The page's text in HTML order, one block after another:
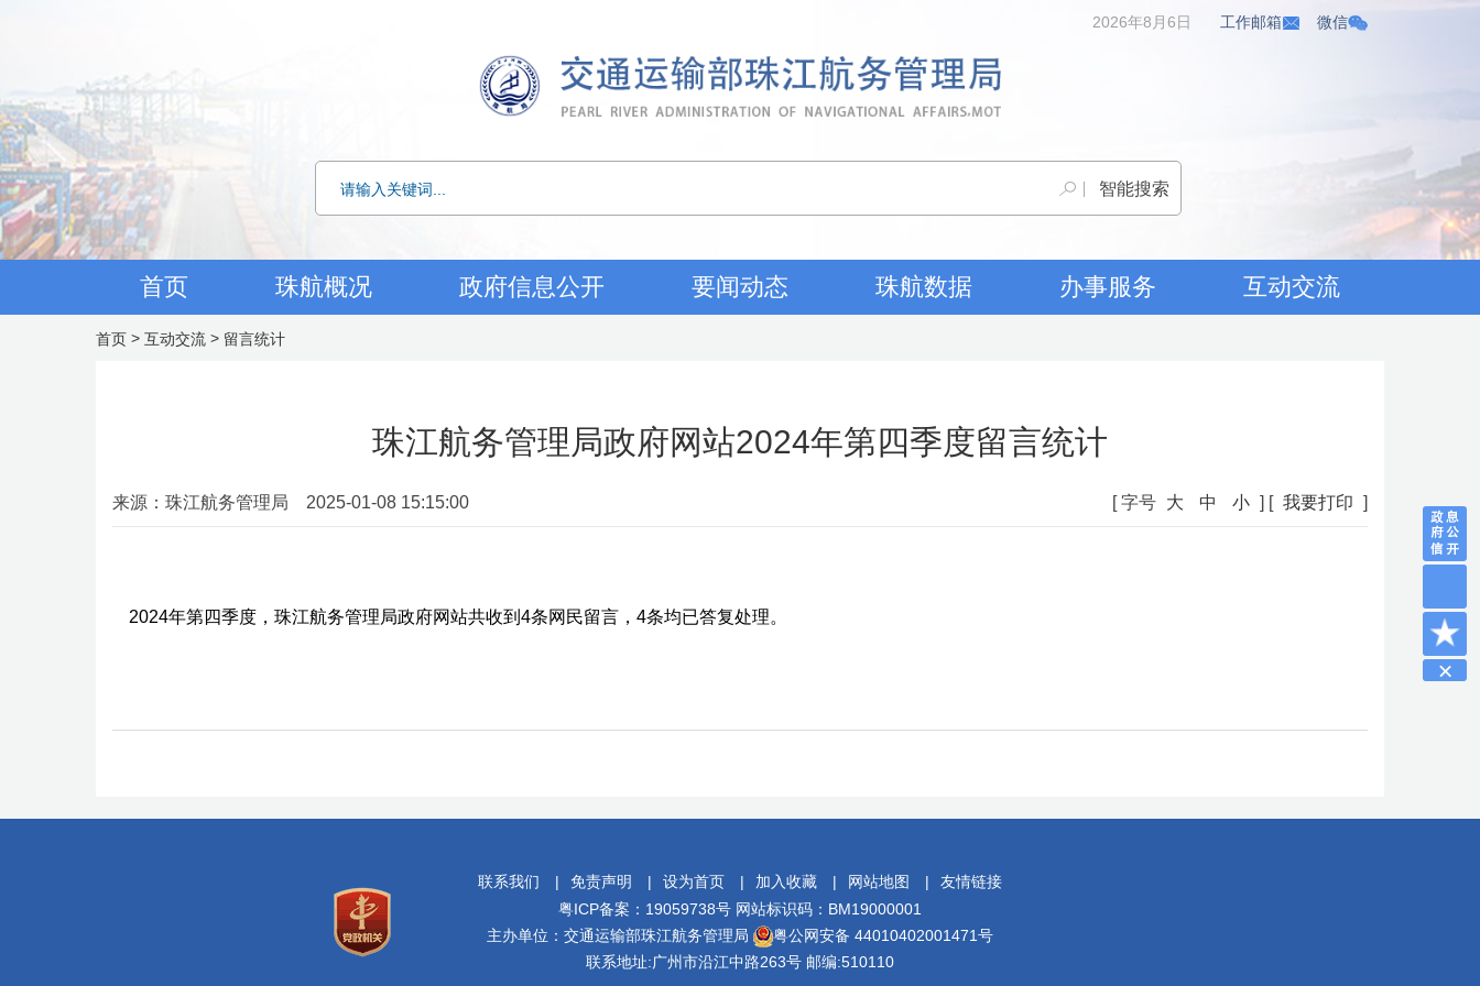
2026年8月6日 工作邮箱 微信
首页 珠航概况 政府信息公开 要闻动态 珠航数据 办事服务 互动交流
首页 > 互动交流 > 留言统计
珠江航务管理局政府网站2024年第四季度留言统计
来源：珠江航务管理局 2025-01-08 15:15:00 [ 字号 大 中 小 ] [ 我要打印 ]
2024年第四季度，珠江航务管理局政府网站共收到4条网民留言，4条均已答复处理。
联系我们 免责声明 设为首页 加入收藏 网站地图
友情链接
粤ICP备案：19059738号 网站标识码：BM19000001
主办单位：交通运输部珠江航务管理局
粤公网安备 44010402001471号
联系地址:广州市沿江中路263号 邮编:510110